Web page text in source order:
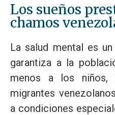
Los sueños
chamos
La salud mental es
garantiza a la
menos a los niños,
migrantes
a condiciones